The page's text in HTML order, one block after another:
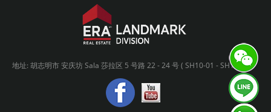
地址: 胡志明市 安庆坊 Sala 莎拉区 5 号路 22 - 24 号 ( SH10-01 - SH10-02 )